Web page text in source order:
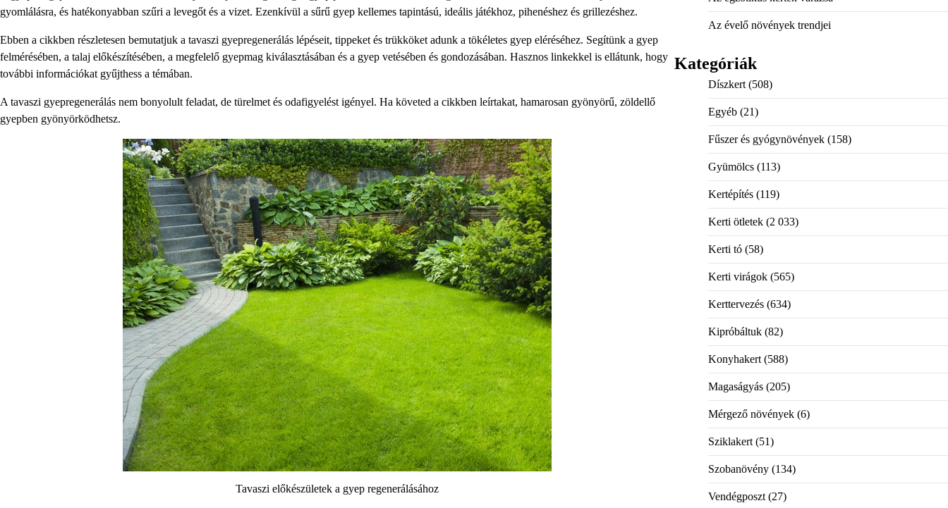
gyomlálásra, és hatékonyabban szűri a levegőt és a vizet. Ezenkívül a sűrű gyep kellemes tapintású, ideális játékhoz, pihenéshez és grillezéshez.
Ebben a cikkben részletesen bemutatjuk a tavaszi gyepregenerálás lépéseit, tippeket és trükköket adunk a tökéletes gyep eléréséhez. Segítünk a gyep
felmérésében, a talaj előkészítésében, a megfelelő gyepmag kiválasztásában és a gyep vetésében és gondozásában. Hasznos linkekkel is ellátunk, hogy
további információkat gyűjthess a témában.
A tavaszi gyepregenerálás nem bonyolult feladat, de türelmet és odafigyelést igényel. Ha követed a cikkben leírtakat, hamarosan gyönyörű, zöldellő
gyepben gyönyörködhetsz.
Tavaszi előkészületek a gyep regenerálásához
Az évelő növények trendjei
Kategóriák
Díszkert(508)
Egyéb(21)
Fűszer és gyógynövények(158)
Gyümölcs(113)
Kertépítés(119)
Kerti ötletek(2 033)
Kerti tó(58)
Kerti virágok(565)
Kerttervezés(634)
Kipróbáltuk(82)
Konyhakert(588)
Magaságyás(205)
Mérgező növények(6)
Sziklakert(51)
Szobanövény(134)
Vendégposzt(27)